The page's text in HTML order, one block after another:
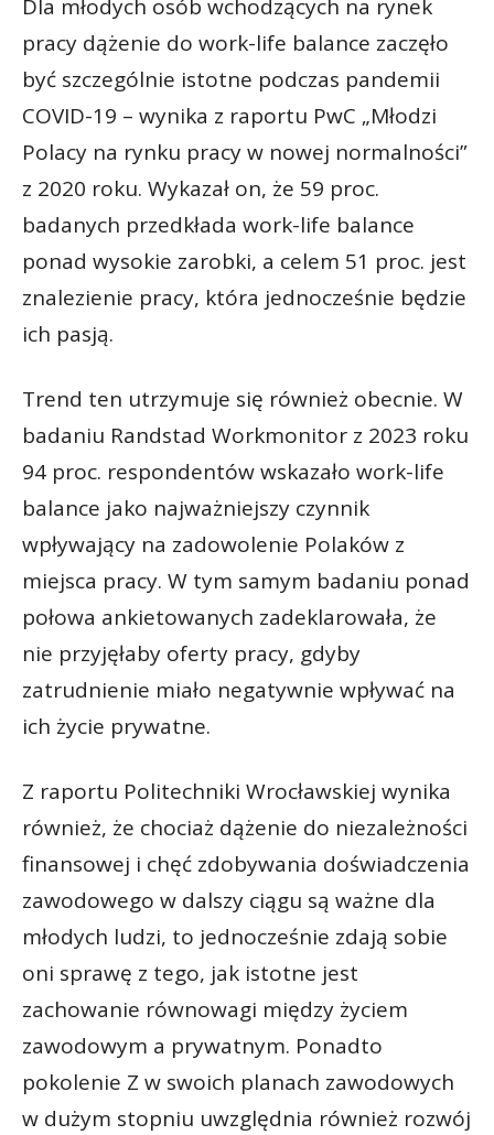
Dla młodych osób wchodzących na rynek
pracy dążenie do work-life balance zaczęło
być szczególnie istotne podczas pandemii
COVID-19 – wynika z raportu PwC „Młodzi
Polacy na rynku pracy w nowej normalności”
z 2020 roku. Wykazał on, że 59 proc.
badanych przedkłada work-life balance
ponad wysokie zarobki, a celem 51 proc. jest
znalezienie pracy, która jednocześnie będzie
ich pasją.
Trend ten utrzymuje się również obecnie. W
badaniu Randstad Workmonitor z 2023 roku
94 proc. respondentów wskazało work-life
balance jako najważniejszy czynnik
wpływający na zadowolenie Polaków z
miejsca pracy. W tym samym badaniu ponad
połowa ankietowanych zadeklarowała, że
nie przyjęłaby oferty pracy, gdyby
zatrudnienie miało negatywnie wpływać na
ich życie prywatne.
Z raportu Politechniki Wrocławskiej wynika
również, że chociaż dążenie do niezależności
finansowej i chęć zdobywania doświadczenia
zawodowego w dalszy ciągu są ważne dla
młodych ludzi, to jednocześnie zdają sobie
oni sprawę z tego, jak istotne jest
zachowanie równowagi między życiem
zawodowym a prywatnym. Ponadto
pokolenie Z w swoich planach zawodowych
w dużym stopniu uwzględnia również rozwój